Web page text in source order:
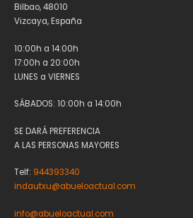
Bilbao, 48010
Vizcaya, España
10:00h a 14:00h
17:00h a 20:00h
LUNES a VIERNES
SÁBADOS: 10:00h a 14:00h
SE DARÁ PREFERENCIA
A LAS PERSONAS MAYORES
Telf: 944393340
indautxu@abueloactual.com
info@abueloactual.com